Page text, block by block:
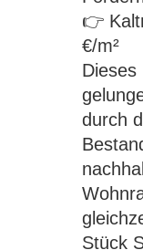
👉
€/m²
Dieses
durch
Stück